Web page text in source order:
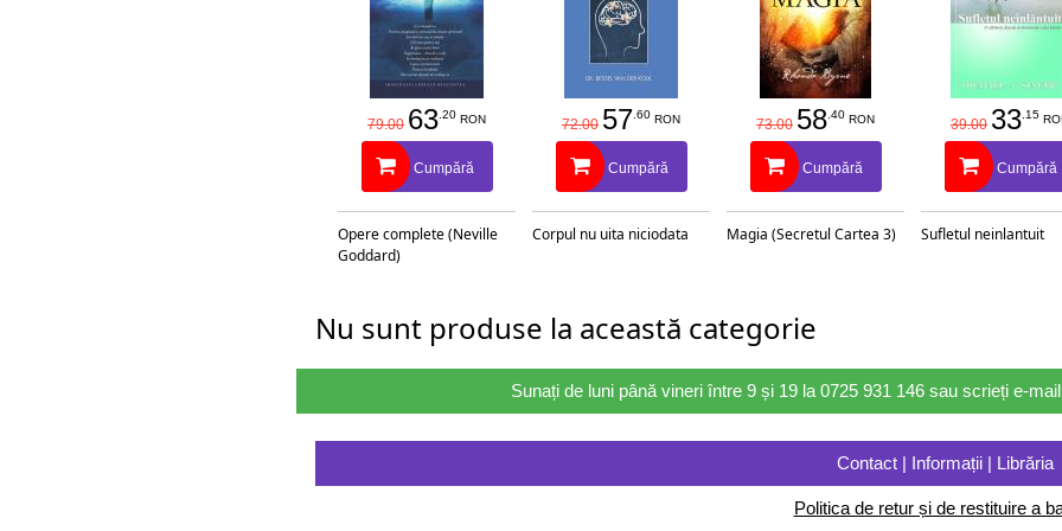
79.00 63 .20 RON
Cumpără
Opere complete (Neville
Goddard)
72.00 57 .60 RON
Cumpără
Corpul nu uita niciodata
73.00 58 .40 RON
Cumpără
Magia (Secretul Cartea 3)
39.00 33 .15
Cumpără
Sufletul neinlantuit
Nu sunt produse la această categorie
Sunați de luni până vineri între 9 și 19 la 0725 931 146 sau scrieți e-
Contact | Informații | Librăria
Politica de retur și de restituire a